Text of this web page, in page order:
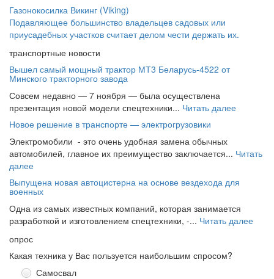
Газонокосилка Викинг (Viking)
Подавляющее большинство владельцев садовых или
приусадебных участков считает делом чести держать их.
транспортные новости
Вышел самый мощный трактор МТ3 Беларусь-4522 от
Минского тракторного завода
Совсем недавно — 7 ноября — была осуществлена
презентация новой модели спецтехники... Читать далее
Новое решение в транспорте — электрогрузовики
Электромобили - это очень удобная замена обычных
автомобилей, главное их преимущество заключается... Читать
далее
Выпущена новая автоцистерна на основе вездехода для
военных
Одна из самых известных компаний, которая занимается
разработкой и изготовлением спецтехники, -... Читать далее
опрос
Какая техника у Вас пользуется наибольшим спросом?
Самосвал